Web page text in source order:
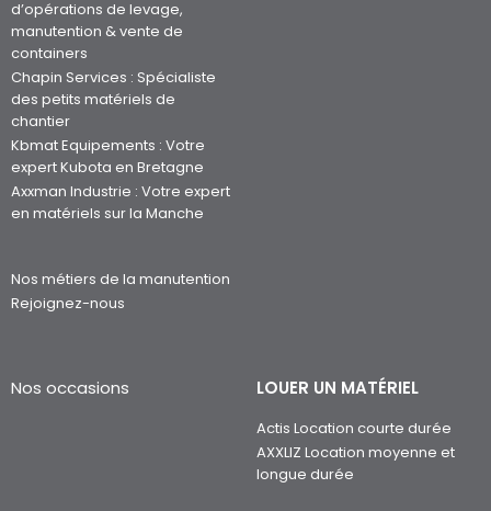
d’opérations de levage,
manutention & vente de
containers
Chapin Services : Spécialiste
des petits matériels de
chantier
Kbmat Equipements : Votre
expert Kubota en Bretagne
Axxman Industrie : Votre expert
en matériels sur la Manche
Nos métiers de la manutention
Rejoignez-nous
Nos occasions LOUER UN MATÉRIEL
Actis Location courte durée
AXXLIZ Location moyenne et
longue durée